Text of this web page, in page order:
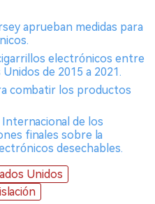
aprueban medidas para
electrónicos entre
de 2015 a 2021.
combatir los productos
de los
finales sobre la
desechables.
Unidos